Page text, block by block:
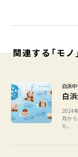
関連する「モノ
白浜
白
2024
月か
た。